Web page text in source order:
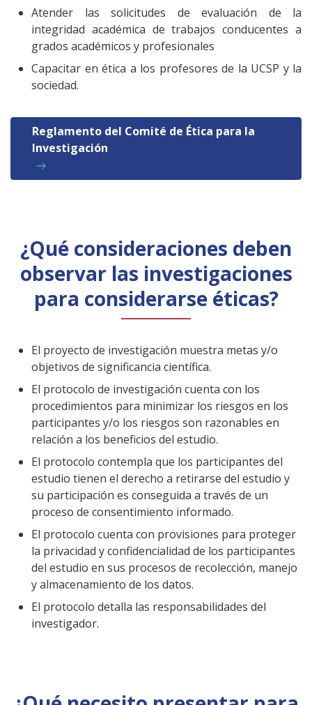
Atender las solicitudes de evaluación de la
integridad académica de trabajos conducentes a
grados académicos y profesionales
Capacitar en ética a los profesores de la UCSP y la
sociedad.
Reglamento del Comité de Ética para la
Investigación
¿Qué consideraciones deben
observar las investigaciones
para considerarse éticas?
El proyecto de investigación muestra metas y/o
objetivos de significancia científica.
El protocolo de investigación cuenta con los
procedimientos para minimizar los riesgos en los
participantes y/o los riesgos son razonables en
relación a los beneficios del estudio.
El protocolo contempla que los participantes del
estudio tienen el derecho a retirarse del estudio y
su participación es conseguida a través de un
proceso de consentimiento informado.
El protocolo cuenta con provisiones para proteger
la privacidad y confidencialidad de los participantes
del estudio en sus procesos de recolección, manejo
y almacenamiento de los datos.
El protocolo detalla las responsabilidades del
investigador.